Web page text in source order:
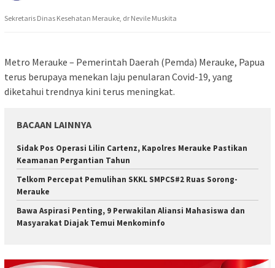
Sekretaris Dinas Kesehatan Merauke, dr Nevile Muskita
Metro Merauke – Pemerintah Daerah (Pemda) Merauke, Papua
terus berupaya menekan laju penularan Covid-19, yang
diketahui trendnya kini terus meningkat.
BACAAN LAINNYA
Sidak Pos Operasi Lilin Cartenz, Kapolres Merauke Pastikan
Keamanan Pergantian Tahun
Telkom Percepat Pemulihan SKKL SMPCS#2 Ruas Sorong-
Merauke
Bawa Aspirasi Penting, 9 Perwakilan Aliansi Mahasiswa dan
Masyarakat Diajak Temui Menkominfo